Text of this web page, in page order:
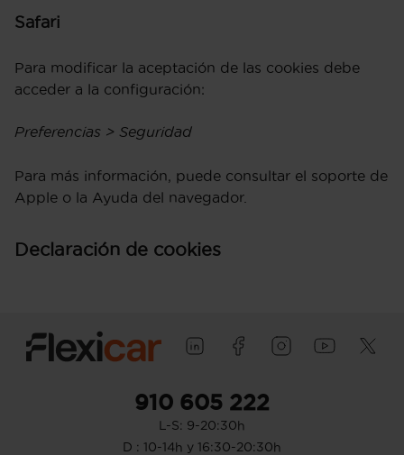
Safari
Para modificar la aceptación de las cookies debe
acceder a la configuración:
Preferencias > Seguridad
Para más información, puede consultar el soporte de
Apple o la Ayuda del navegador.
Declaración de cookies
910 605 222
L-S: 9-20:30h
D : 10-14h y 16:30-20:30h